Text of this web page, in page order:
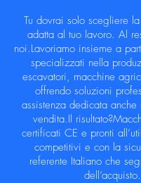
Tu dovrai solo scegliere
adatta al tuo lavoro. Al
noi.Lavoriamo insieme a
specializzati nella
escavatori, macchine
offrendo soluzioni
assistenza dedicata anche
vendita.​Il
certificati CE e pronti
competitivi e con la
referente Italiano che
dell’acquisto.